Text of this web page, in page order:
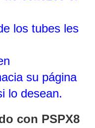
los tubes les
su página
lo desean.
con PSPX8